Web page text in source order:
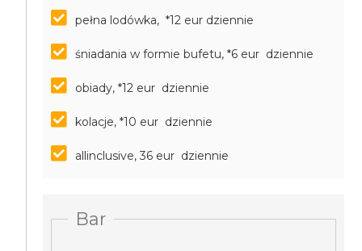
pełna lodówka, *12 eur dziennie
śniadania w formie bufetu, *6 eur dziennie
obiady, *12 eur dziennie
kolacje, *10 eur dziennie
allinclusive, 36 eur dziennie
Bar